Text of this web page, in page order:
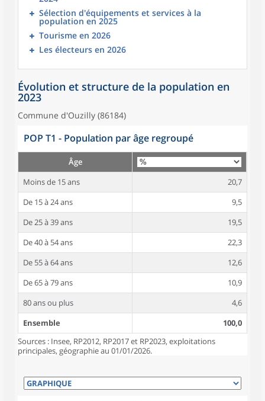
Sélection d'équipements et services à la
population en 2025
Tourisme en 2026
Les électeurs en 2026
Évolution et structure de la population en
2023
Commune d'Ouzilly (86184)
POP T1 - Population par âge regroupé
Âge
Moins de 15 ans
20,7
De 15 à 24 ans
9,5
De 25 à 39 ans
19,5
De 40 à 54 ans
22,3
De 55 à 64 ans
12,6
De 65 à 79 ans
10,9
80 ans ou plus
4,6
Ensemble
100,0
Sources : Insee, RP2012, RP2017 et RP2023, exploitations
principales, géographie au 01/01/2026.